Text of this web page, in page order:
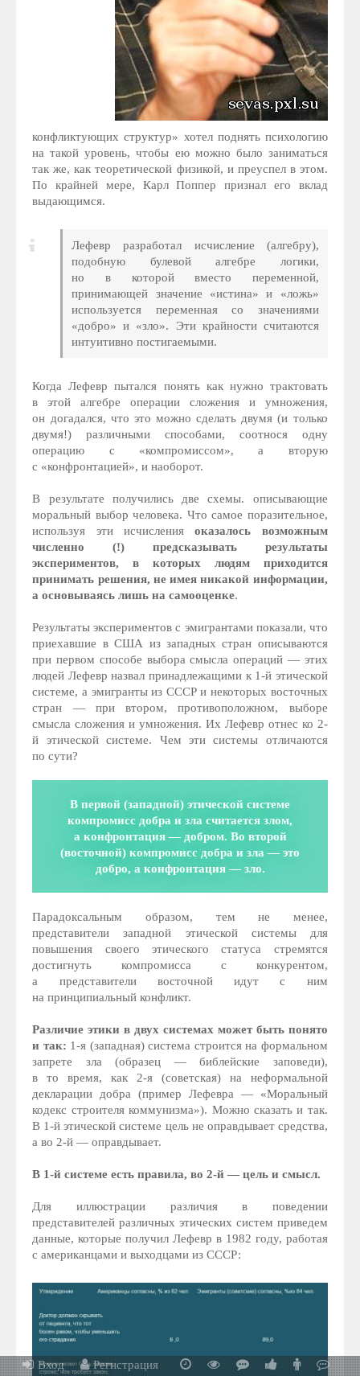
конфликтующих структур» хотел поднять психологию
на такой уровень, чтобы ею можно было заниматься
так же, как теоретической физикой, и преуспел в этом.
По крайней мере, Карл Поппер признал его вклад
выдающимся.
Лефевр разработал исчисление (алгебру),
подобную булевой алгебре логики,
но в которой вместо переменной,
принимающей значение «истина» и «ложь»
используется переменная со значениями
«добро» и «зло». Эти крайности считаются
интуитивно постигаемыми.
Когда Лефевр пытался понять как нужно трактовать
в этой алгебре операции сложения и умножения,
он догадался, что это можно сделать двумя (и только
двумя!) различными способами, соотнося одну
операцию с «компромиссом», а вторую
с «конфронтацией», и наоборот.
В результате получились две схемы. описывающие
моральный выбор человека. Что самое поразительное,
используя эти исчисленияоказалось возможным
численно (!) предсказывать результаты
экспериментов, в которых людям приходится
принимать решения, не имея никакой информации,
а основываясь лишь на самооценке.
Результаты экспериментов с эмигрантами показали, что
приехавшие в США из западных стран описываются
при первом способе выбора смысла операций — этих
людей Лефевр назвал принадлежащими к 1-й этической
системе, а эмигранты из СССР и некоторых восточных
стран — при втором, противоположном, выборе
смысла сложения и умножения. Их Лефевр отнес ко 2-
й этической системе. Чем эти системы отличаются
по сути?
В первой (западной) этической системе
компромисс добра и зла считается злом,
а конфронтация — добром. Во второй
(восточной) компромисс добра и зла — это
добро, а конфронтация — зло.
Парадоксальным образом, тем не менее,
представители западной этической системы для
повышения своего этического статуса стремятся
достигнуть компромисса с конкурентом,
а представители восточной идут с ним
на принципиальный конфликт.
Различие этики в двух системах может быть понято
и так: 1-я (западная) система строится на формальном
запрете зла (образец — библейские заповеди),
в то время, как 2-я (советская) на неформальной
декларации добра (пример Лефевра — «Моральный
кодекс строителя коммунизма»). Можно сказать и так.
В 1-й этической системе цель не оправдывает средства,
а во 2-й — оправдывает.
В 1-й системе есть правила, во 2-й — цель и смысл.
Для иллюстрации различия в поведении
представителей различных этических систем приведем
данные, которые получил Лефевр в 1982 году, работая
с американцами и выходцами из СССР:
Вход Регистрация